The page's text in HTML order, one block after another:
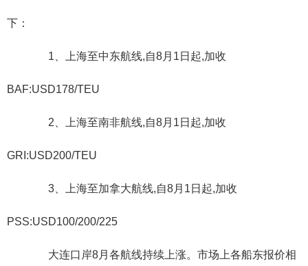
下：
1、上海至中东航线,自8月1日起,加收
BAF:USD178/TEU
2、上海至南非航线,自8月1日起,加收
GRI:USD200/TEU
3、上海至加拿大航线,自8月1日起,加收
PSS:USD100/200/225
大连口岸8月各航线持续上涨。市场上各船东报价相